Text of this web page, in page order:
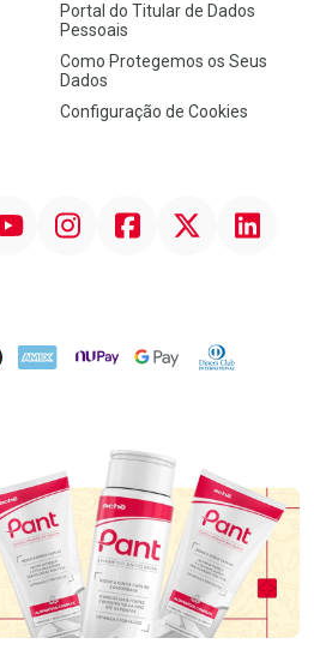
Portal do Titular de Dados
Pessoais
Como Protegemos os Seus
Dados
Configuração de Cookies
InstagramFacebookTwitter Linkedin
AMEX NuPay Google PayDiners Club